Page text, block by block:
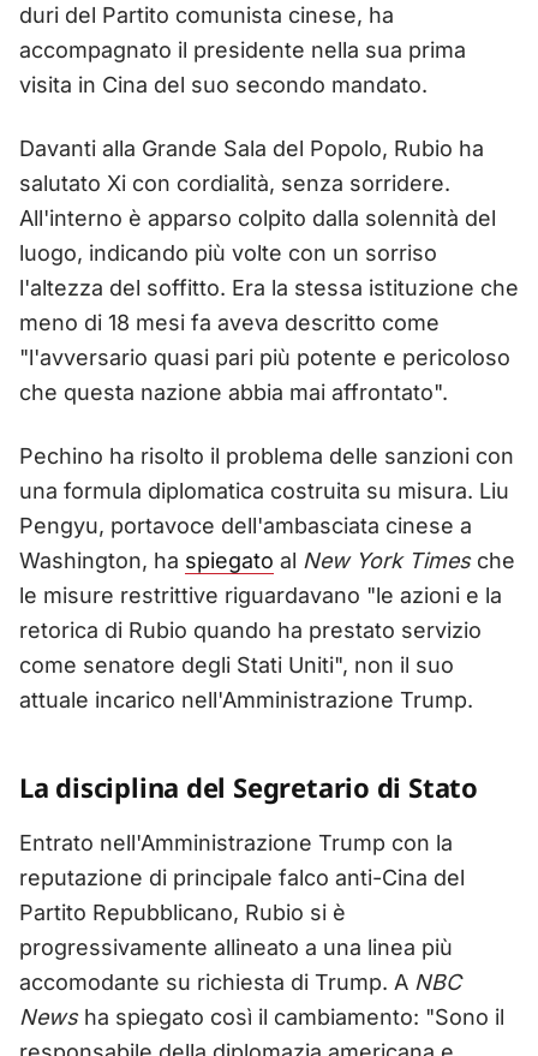
duri del Partito comunista cinese, ha
accompagnato il presidente nella sua prima
visita in Cina del suo secondo mandato.
Davanti alla Grande Sala del Popolo, Rubio ha
salutato Xi con cordialità, senza sorridere.
All'interno è apparso colpito dalla solennità del
luogo, indicando più volte con un sorriso
l'altezza del soffitto. Era la stessa istituzione che
meno di 18 mesi fa aveva descritto come
"l'avversario quasi pari più potente e pericoloso
che questa nazione abbia mai affrontato".
Pechino ha risolto il problema delle sanzioni con
una formula diplomatica costruita su misura. Liu
Pengyu, portavoce dell'ambasciata cinese a
Washington, ha spiegato al New York Timesche
le misure restrittive riguardavano "le azioni e la
retorica di Rubio quando ha prestato servizio
come senatore degli Stati Uniti", non il suo
attuale incarico nell'Amministrazione Trump.
La disciplina del Segretario di Stato
Entrato nell'Amministrazione Trump con la
reputazione di principale falco anti-Cina del
Partito Repubblicano, Rubio si è
progressivamente allineato a una linea più
accomodante su richiesta di Trump. A NBC
Newsha spiegato così il cambiamento: "Sono il